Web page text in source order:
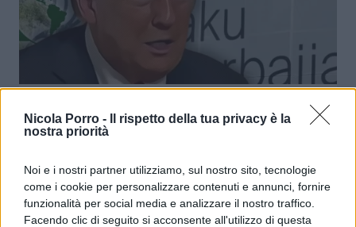
Nicola Porro -
Il rispetto della tua privacy è la
nostra priorità
Noi e i nostri partner utilizziamo, sul nostro sito, tecnologie
come i cookie per personalizzare contenuti e annunci, fornire
funzionalità per social media e analizzare il nostro traffico.
Facendo clic di seguito si acconsente all'utilizzo di questa
Cop29, ecco le prime sparate. E
Trump tira dritto: via dagli accordi
di Franco Lodige
11 Novembre 2024, 14:29